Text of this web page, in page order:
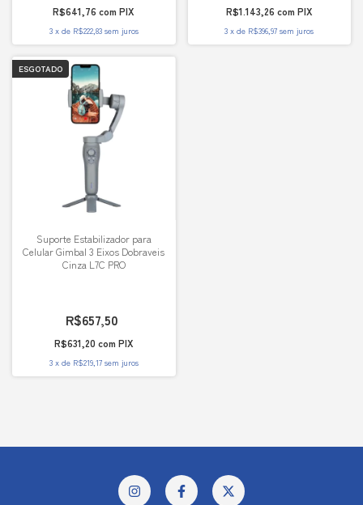
R$641,76com PIX
3 x de R$222,83 sem juros
R$1.143,26 com PIX
3 xde R$396,97 sem juros
ESGOTADO
Suporte Estabilizador para
Celular Gimbal 3 Eixos Dobraveis
Cinza L7C PRO
R$657,50
R$631,20 com PIX
3 x de R$219,17 sem juros